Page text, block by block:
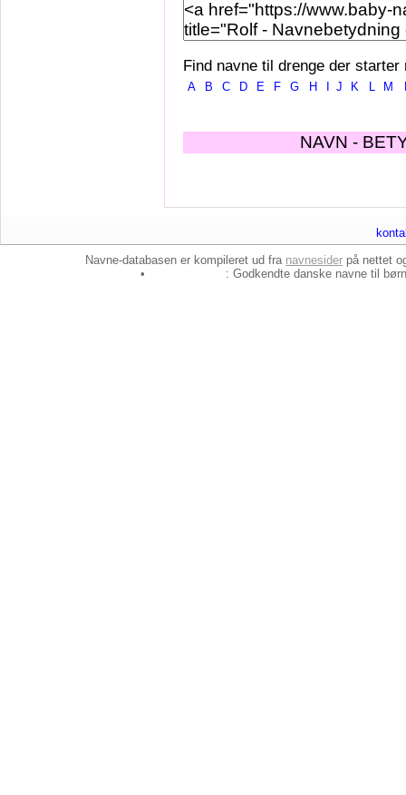
Find navne til drenge der starter
A B C D E F G H J K L M
NAVN -
Navne-databasen er kompileret ud fra navnesider på nettet
•
: Godkendte danske navne til børn